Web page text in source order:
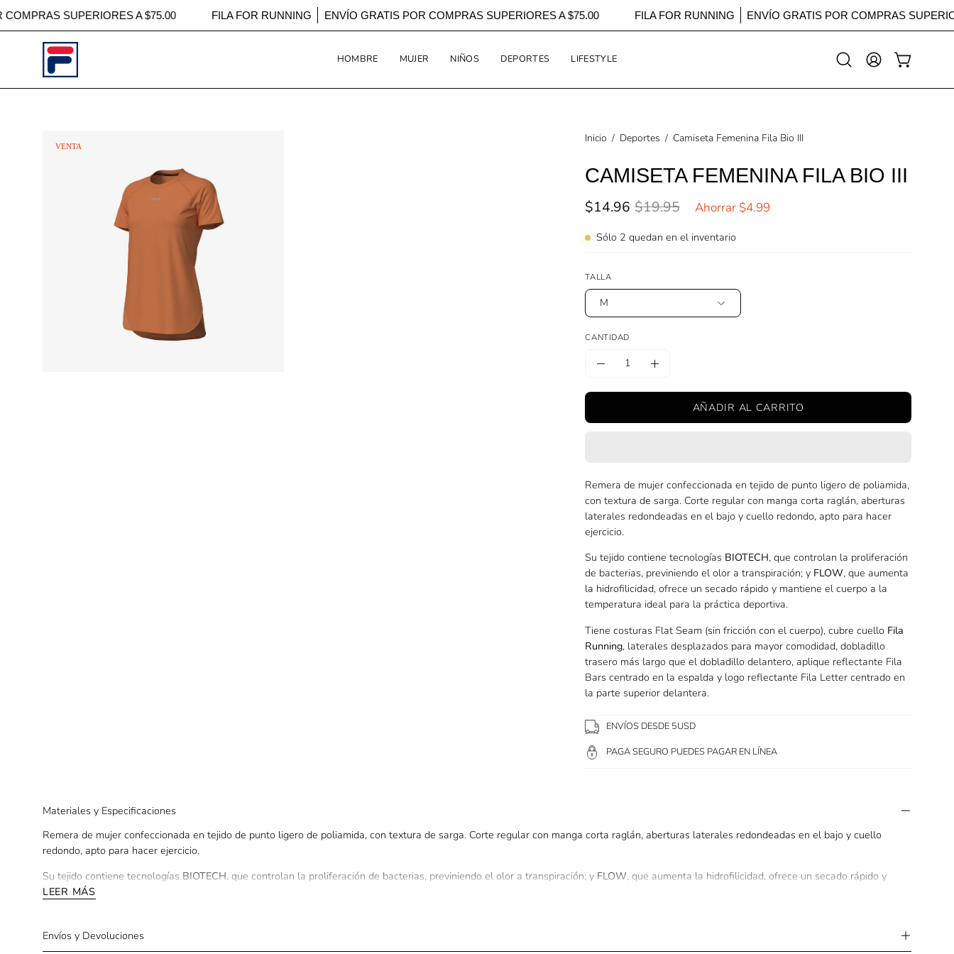
Saltar
contenido
COMPRAS SUPERIORES A $75.00 FILA FOR RUNNING ENVÍO GRATIS POR COMPRAS SUPERIORES A $75.00 FILA FOR RUNNING ENVÍO GRATIS POR COMPRAS
HOMBRE MUJER NIÑOS DEPORTES LIFESTYLE
Abrir MI
CARRO
VENTA
Inicio / Deportes / Camiseta Femenina Fila Bio III
CAMISETA FEMENINA FILA BIO III
$14.96 $19.95 Ahorrar $4.99
Sólo 2 quedan en el inventario
TALLA
M
CANTIDAD
Cantidad
Disminuir
la
Aumentar
la
cantidadAÑADIR AL CARRITO
Remera de mujer confeccionada en tejido de punto ligero de poliamida,
con textura de sarga. Corte regular con manga corta raglán, aberturas
laterales redondeadas en el bajo y cuello redondo, apto para hacer
ejercicio.
Su tejido contiene tecnologías BIOTECH, que controlan la proliferación
de bacterias, previniendo el olor a transpiración; y FLOW, que aumenta
la hidrofilicidad, ofrece un secado rápido y mantiene el cuerpo a la
temperatura ideal para la práctica deportiva.
Tiene costuras Flat Seam (sin fricción con el cuerpo), cubre cuello Fila
Running, laterales desplazados para mayor comodidad, dobladillo
trasero más largo que el dobladillo delantero, aplique reflectante Fila
Bars centrado en la espalda y logo reflectante Fila Letter centrado en
la parte superior delantera.
ENVÍOS DESDE 5USD
PAGA SEGURO PUEDES PAGAR EN LÍNEA
Materiales y Especificaciones
Remera de mujer confeccionada en tejido de punto ligero de poliamida, con textura de sarga. Corte regular con manga corta raglán, aberturas laterales redondeadas en el bajo y cuello
redondo, apto para hacer ejercicio.
Su tejido contiene tecnologías BIOTECH, que controlan la proliferación de bacterias, previniendo el olor a transpiración; y FLOW, que aumenta la hidrofilicidad, ofrece un secado rápido y
mantiene el cuerpo a la temperatura ideal para la práctica deportiva.
aplique reflectante Fila Bars centrado en la espalda y logo reflectante Fila Letter centrado en la parte superior delantera.
LEER MÁS
Envíos y Devoluciones